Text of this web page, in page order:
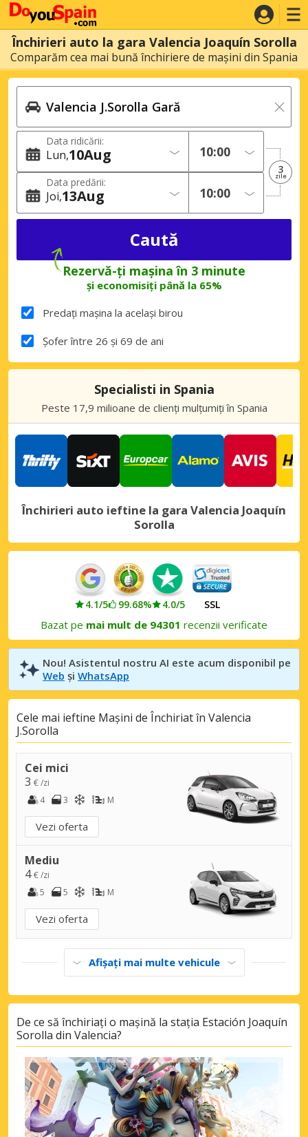
Închirieri auto la gara Valencia Joaquín Sorolla
Comparăm cea mai bună închiriere de mașini din Spania
Data ridicării:
Lun 10Aug
Data predării:
Joi 13Aug
3
zile
Rezervă-ți mașina în 3 minute
și economisiți până la 65%
Predați mașina la același birou
Șofer între 26 și 69 de ani
Specialisti in Spania
Peste 17,9 milioane de clienți mulțumiți în Spania
Închirieri auto ieftine la gara Valencia Joaquín
Sorolla
4.1/5 99.68% 4.0/5 SSL
Bazat pe mai mult de 94301 recenzii verificate
Nou! Asistentul nostru AI este acum disponibil pe
Web și WhatsApp
Cele mai ieftine Mașini de Închiriat în Valencia
J.Sorolla
Cei mici
3 € /zi
4
3 M
Vezi oferta
Mediu
4€ /zi
5
5 M
Vezi oferta
Afișați mai multe vehicule
De ce să închiriați o mașină la stația Estación Joaquín
Sorolla din Valencia?